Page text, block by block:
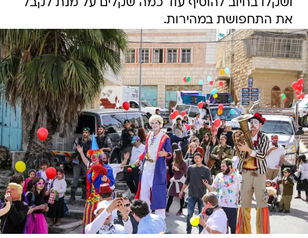
ושקלו בחיוב להוסיף עוד כמה שקלים על מנת לקבל
את התחפושת במהירות.